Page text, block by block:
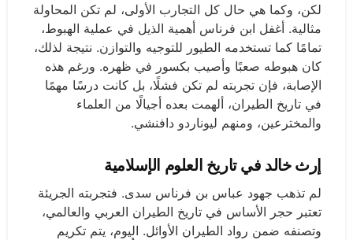
لكن، وكما هي حال كل التجارب الأولى، لم تكن المحاولة
مثالية. أغفل ابن فرناس أهمية الذيل في عملية الهبوط،
تمامًا كما تستخدمه الطيور للتوجيه والتوازن. نتيجة لذلك،
كان هبوطه صعبًا وأصيب بكسور في ظهره. ورغم هذه
الإصابة، فإن تجربته لم تكن فشلًا، بل كانت درسًا مهمًا
في تاريخ الطيران، ألهمت بعده أجيالًا من العلماء
والمخترعين، ومنهم ليوناردو دافنشي.
إرث خالد في تاريخ العلوم الإسلامية
لم تذهب جهود عباس بن فرناس سدى. فتجربته الجريئة
تعتبر حجر الأساس في تاريخ الطيران العربي والعالمي،
وتصنفه ضمن رواد الطيران الأوائل. اليوم، يتم تكريم